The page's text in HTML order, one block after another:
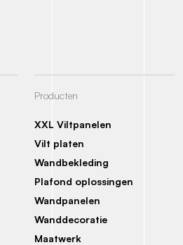
Producten
XXL Viltpanelen
Vilt platen
Wandbekleding
Plafond oplossingen
Wandpanelen
Wanddecoratie
Maatwerk